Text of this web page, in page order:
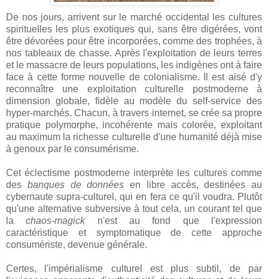
De nos jours, arrivent sur le marché occidental les cultures
spirituelles les plus exotiques qui, sans être digérées, vont
être dévorées pour être incorporées, comme des trophées, à
nos tableaux de chasse. Après l'exploitation de leurs terres
et le massacre de leurs populations, les indigènes ont à faire
face à cette forme nouvelle de colonialisme. Il est aisé d'y
reconnaître une exploitation culturelle postmoderne à
dimension globale, fidèle au modèle du self-service des
hyper-marchés. Chacun, à travers internet, se crée sa propre
pratique polymorphe, incohérente mais colorée, exploitant
au maximum la richesse culturelle d'une humanité déjà mise
à genoux par le consumérisme.
Cet éclectisme postmoderne interprète les cultures comme
des banques de données en libre accès, destinées au
cybernaute supra-culturel, qui en fera ce qu'il voudra. Plutôt
qu'une alternative subversive à tout cela, un courant tel que
lachaos-magickn'est au fond que l'expression
caractéristique et symptomatique de cette approche
consumériste, devenue générale.
Certes, l'impérialisme culturel est plus subtil, de par